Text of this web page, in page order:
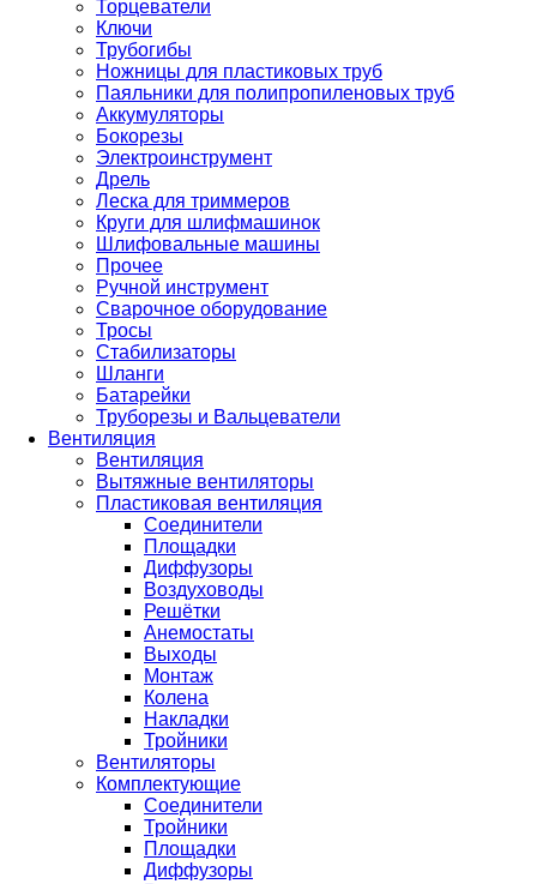
Торцеватели
Ключи
Трубогибы
Ножницы для пластиковых труб
Паяльники для полипропиленовых труб
Аккумуляторы
Бокорезы
Электроинструмент
Дрель
Леска для триммеров
Круги для шлифмашинок
Шлифовальные машины
Прочее
Ручной инструмент
Сварочное оборудование
Тросы
Стабилизаторы
Шланги
Батарейки
Труборезы и Вальцеватели
Вентиляция
Вентиляция
Вытяжные вентиляторы
Пластиковая вентиляция
Соединители
Площадки
Диффузоры
Воздуховоды
Решётки
Анемостаты
Выходы
Монтаж
Колена
Накладки
Тройники
Вентиляторы
Комплектующие
Соединители
Тройники
Площадки
Диффузоры